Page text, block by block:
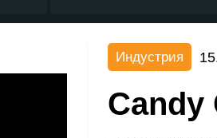
Индустрия
Candy